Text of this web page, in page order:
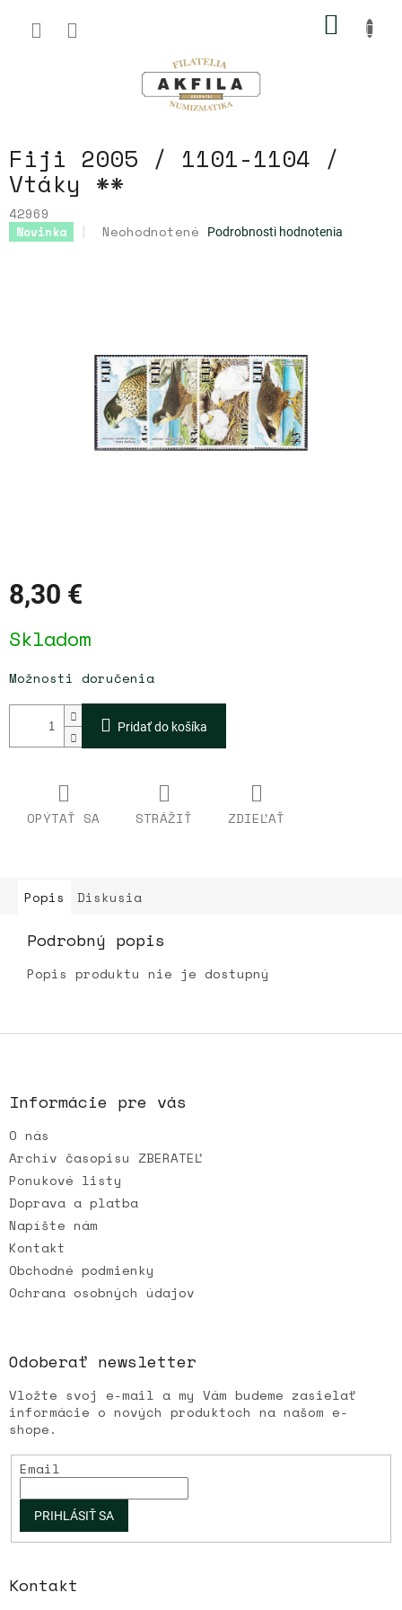
obsah
Fiji 2005 / 1101-1104 /
Vtáky **
42969
Novinka
Priemerné
hviezdičiek.
Neohodnotené Podrobnosti hodnotenia
8,30 €
cena:
Skladom
Možnosti doručenia
Pridať do košíka
OPÝTAŤ SA STRÁŽIŤ ZDIEĽAŤ
Popis Diskusia
Podrobný popis
Popis produktu nie je dostupný
Z
i
e
Informácie pre vás
O nás
Archív časopisu ZBERATEĽ
Ponukové listy
Doprava a platba
Napíšte nám
Kontakt
Obchodné podmienky
Ochrana osobných údajov
Odoberať newsletter
Vložte svoj e-mail a my Vám budeme zasielať
informácie o nových produktoch na našom e-
shope.
Email
PRIHLÁSIŤ SA
Kontakt